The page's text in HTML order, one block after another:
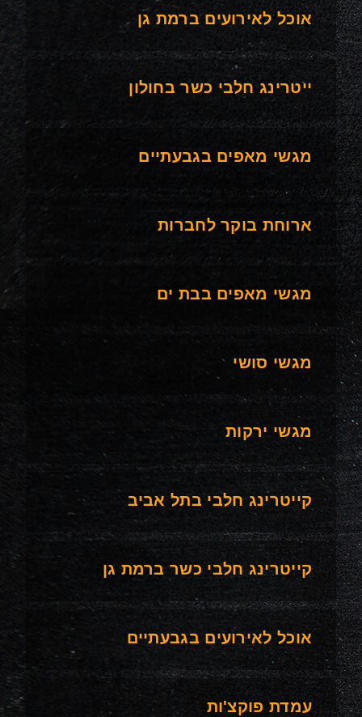
אוכל לאירועים ברמת גן
ייטרינג חלבי כשר בחולון
מגשי מאפים בגבעתיים
ארוחת בוקר לחברות
מגשי מאפים בבת ים
מגשי סושי
מגשי ירקות
קייטרינג חלבי בתל אביב
קייטרינג חלבי כשר ברמת גן
אוכל לאירועים בגבעתיים
עמדת פוקצ'ות